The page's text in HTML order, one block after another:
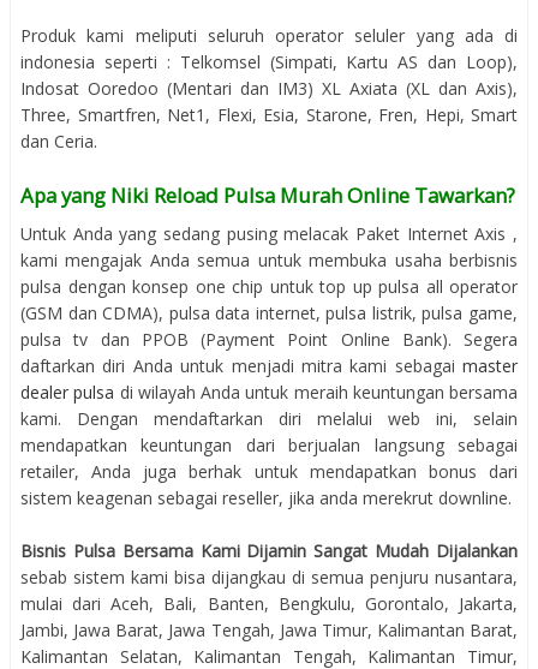
Produk kami meliputi seluruh operator seluler yang ada di
indonesia seperti : Telkomsel (Simpati, Kartu AS dan Loop),
Indosat Ooredoo (Mentari dan IM3) XL Axiata (XL dan Axis),
Three, Smartfren, Net1, Flexi, Esia, Starone, Fren, Hepi, Smart
dan Ceria.
Apa yang Niki Reload Pulsa Murah Online Tawarkan?
Untuk Anda yang sedang pusing melacak Paket Internet Axis ,
kami mengajak Anda semua untuk membuka usaha berbisnis
pulsa dengan konsep one chip untuk top up pulsa all operator
(GSM dan CDMA), pulsa data internet, pulsa listrik, pulsa game,
pulsa tv dan PPOB (Payment Point Online Bank). Segera
daftarkan diri Anda untuk menjadi mitra kami sebagai master
dealer pulsa di wilayah Anda untuk meraih keuntungan bersama
kami. Dengan mendaftarkan diri melalui web ini, selain
mendapatkan keuntungan dari berjualan langsung sebagai
retailer, Anda juga berhak untuk mendapatkan bonus dari
sistem keagenan sebagai reseller, jika anda merekrut downline.
Bisnis Pulsa Bersama Kami Dijamin Sangat Mudah Dijalankan
sebab sistem kami bisa dijangkau di semua penjuru nusantara,
mulai dari Aceh, Bali, Banten, Bengkulu, Gorontalo, Jakarta,
Jambi, Jawa Barat, Jawa Tengah, Jawa Timur, Kalimantan Barat,
Kalimantan Selatan, Kalimantan Tengah, Kalimantan Timur,